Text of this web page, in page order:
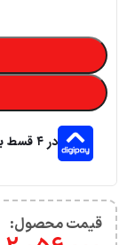
در ۴ قسط با دیجی‌پی
قیمت محصول:​